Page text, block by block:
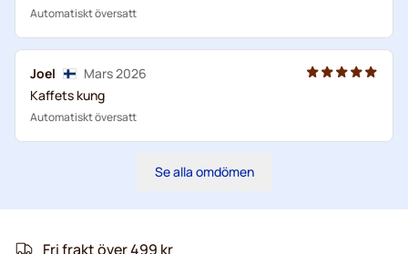
Automatiskt översatt
Joel
Mars 2026
Kaffets kung
Automatiskt översatt
Se alla omdömen
Fri frakt över 499 kr